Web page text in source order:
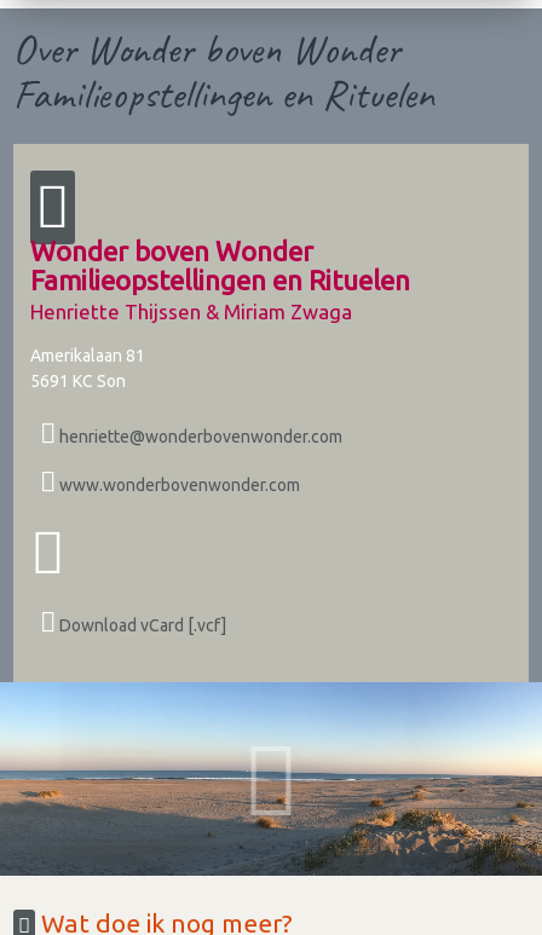
Over Wonder boven Wonder
Familieopstellingen en Rituelen
Wonder boven Wonder
Familieopstellingen en Rituelen
Henriette Thijssen & Miriam Zwaga
Amerikalaan 81
5691 KC Son
henriette@wonderbovenwonder.com
www.wonderbovenwonder.com
Download vCard [.vcf]
Wat doe ik nog meer?